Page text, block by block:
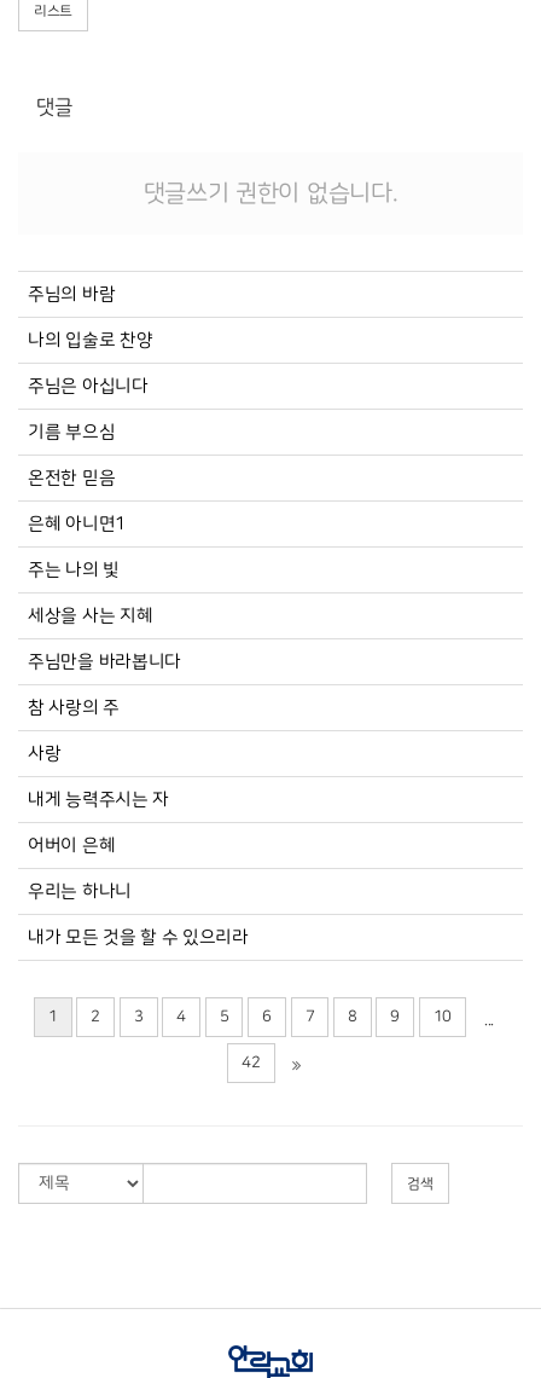
리스트
댓글
댓글쓰기 권한이 없습니다.
주님의 바람
나의 입술로 찬양
주님은 아십니다
기름 부으심
온전한 믿음
은혜 아니면1
주는 나의 빛
세상을 사는 지혜
주님만을 바라봅니다
참 사랑의 주
사랑
내게 능력주시는 자
어버이 은혜
우리는 하나니
내가 모든 것을 할 수 있으리라
1 2 3 4 5 6 7 8 9 10 ...
42
검색